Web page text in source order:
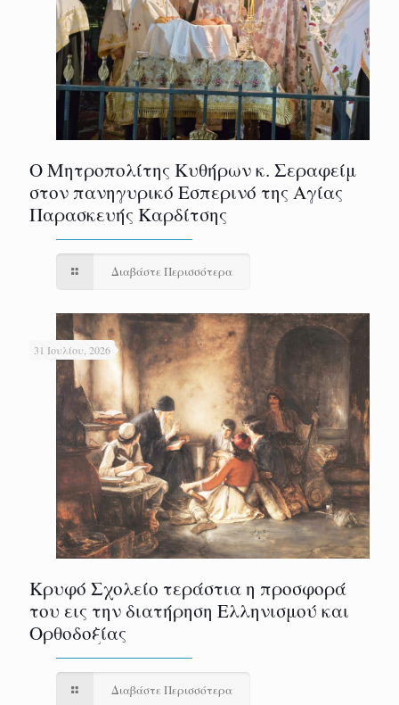
Ο Μητροπολίτης Κυθήρων κ. Σεραφείμ
στον πανηγυρικό Εσπερινό της Αγίας
Παρασκευής Καρδίτσης
Διαβάστε Περισσότερα
31 Ιουλίου, 2026
Κρυφό Σχολείο τεράστια η προσφορά
του εις την διατήρηση Ελληνισμού και
Ορθοδοξίας
Διαβάστε Περισσότερα